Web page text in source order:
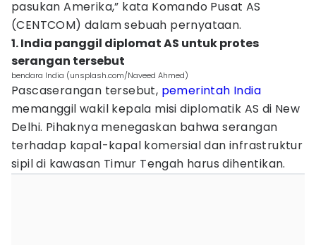
pasukan Amerika,” kata Komando Pusat AS
(CENTCOM) dalam sebuah pernyataan.
1. India panggil diplomat AS untuk protes
serangan tersebut
bendara India (unsplash.com/Naveed Ahmed)
Pascaserangan tersebut, pemerintah India
memanggil wakil kepala misi diplomatik AS di New
Delhi. Pihaknya menegaskan bahwa serangan
terhadap kapal-kapal komersial dan infrastruktur
sipil di kawasan Timur Tengah harus dihentikan.